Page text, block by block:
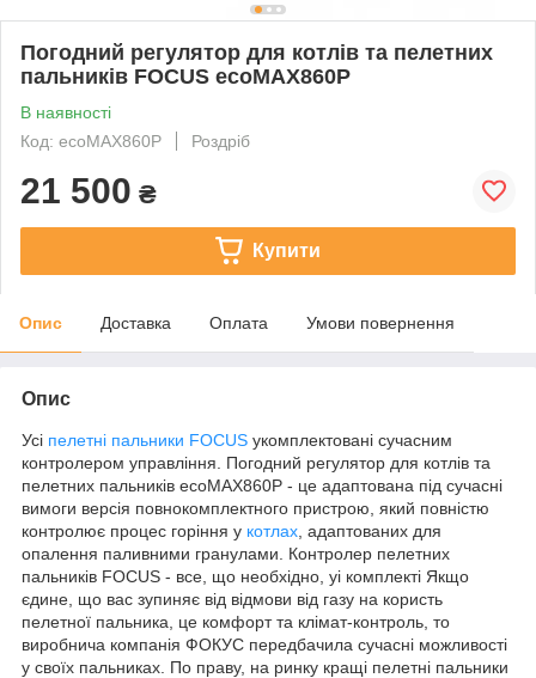
Погодний регулятор для котлів та пелетних
пальників FOCUS ecoMAX860P
В наявності
Код: ecoMAX860P
Роздріб
21 500 ₴
Купити
Опис Доставка Оплата Умови повернення
Опис
Усі пелетні пальники FOCUS укомплектовані сучасним
контролером управління. Погодний регулятор для котлів та
пелетних пальників ecoMAX860P - це адаптована під сучасні
вимоги версія повнокомплектного пристрою, який повністю
контролює процес горіння у котлах , адаптованих для
опалення паливними гранулами. Контролер пелетних
пальників FOCUS - все, що необхідно, уі комплекті Якщо
єдине, що вас зупиняє від відмови від газу на користь
пелетної пальника, це комфорт та клімат-контроль, то
виробнича компанія ФОКУС передбачила сучасні можливості
у своїх пальниках. По праву, на ринку кращі пелетні пальники